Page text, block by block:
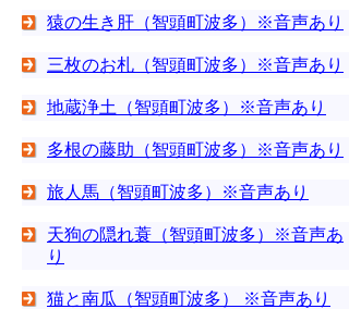
猿の生き肝（智頭町波多）※音声あり
三枚のお札（智頭町波多）※音声あり
地蔵浄土（智頭町波多）※音声あり
多根の藤助（智頭町波多）※音声あり
旅人馬（智頭町波多）※音声あり
天狗の隠れ蓑（智頭町波多）※音声あ
り
猫と南瓜（智頭町波多） ※音声あり